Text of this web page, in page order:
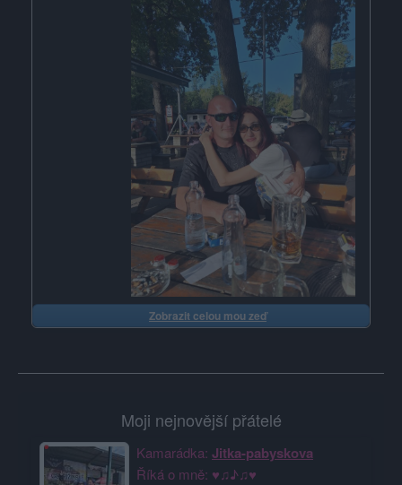
Zobrazit celou mou zeď
Moji nejnovější přátelé
Kamarádka: Jitka-pabyskova
Říká o mně: ♥♫♪♫♥